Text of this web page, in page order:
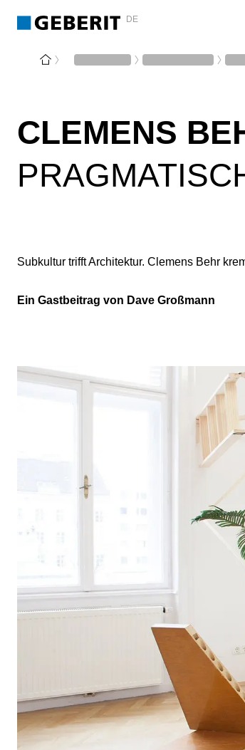
DE
CLEMENS
Subkultur trifft Architektur. Clemens Behr
Ein Gastbeitrag von Dave Großmann